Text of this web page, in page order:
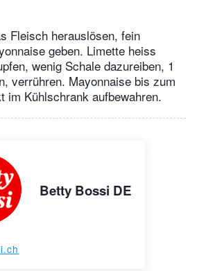
Fleisch herauslösen, fein
geben. Limette heiss
wenig Schale dazureiben, 1
verrühren. Mayonnaise bis zum
im Kühlschrank aufbewahren.
Betty Bossi DE